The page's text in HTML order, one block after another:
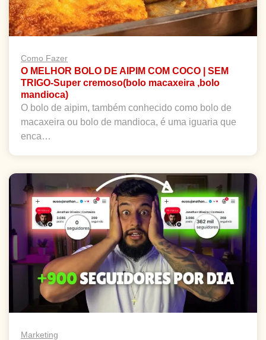
Como Fazer
O MELHOR BOLO DE AIPIM COM COCO | SEM
TRIGO-Super cremoso(bolo macaxeira ,bolo
mandioca)
O bolo de aipim, também conhecido como bolo de
macaxeira ou bolo de mandioca, é uma iguaria que
enca…
Marketing